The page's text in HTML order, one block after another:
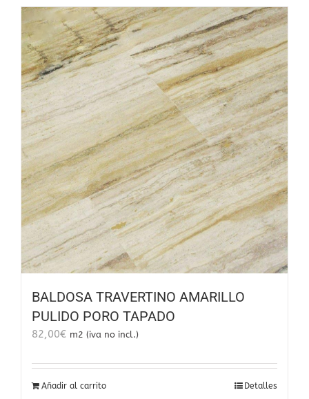
BALDOSA TRAVERTINO AMARILLO
PULIDO PORO TAPADO
82,00€ m2 (iva no incl.)
Añadir al carrito Detalles